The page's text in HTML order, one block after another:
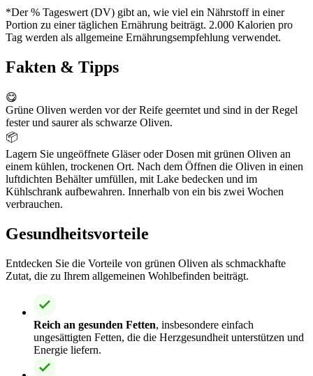
*Der % Tageswert (DV) gibt an, wie viel ein Nährstoff in einer
Portion zu einer täglichen Ernährung beiträgt. 2.000 Kalorien pro
Tag werden als allgemeine Ernährungsempfehlung verwendet.
Fakten & Tipps
😋
Grüne Oliven werden vor der Reife geerntet und sind in der Regel
fester und saurer als schwarze Oliven.
📦
Lagern Sie ungeöffnete Gläser oder Dosen mit grünen Oliven an
einem kühlen, trockenen Ort. Nach dem Öffnen die Oliven in einen
luftdichten Behälter umfüllen, mit Lake bedecken und im
Kühlschrank aufbewahren. Innerhalb von ein bis zwei Wochen
verbrauchen.
Gesundheitsvorteile
Entdecken Sie die Vorteile von grünen Oliven als schmackhafte
Zutat, die zu Ihrem allgemeinen Wohlbefinden beiträgt.
Reich an gesunden Fetten, insbesondere einfach
ungesättigten Fetten, die die Herzgesundheit unterstützen und
Energie liefern.